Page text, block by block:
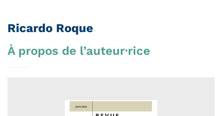
Ricardo Roque
À propos de l’auteur·rice